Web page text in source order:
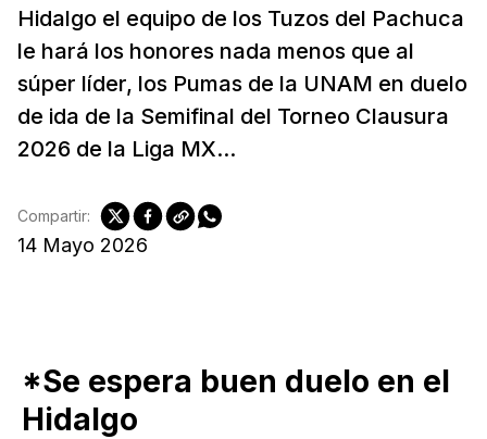
Hidalgo el equipo de los Tuzos del Pachuca
le hará los honores nada menos que al
súper líder, los Pumas de la UNAM en duelo
de ida de la Semifinal del Torneo Clausura
2026 de la Liga MX...
14 Mayo 2026
Compartir:
*Se espera buen duelo en el
Hidalgo